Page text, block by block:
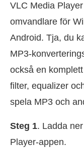
VLC Media
omvandlare för
Android. Tja, du
MP3-
också en
filter, equalizer
spela MP3 och
Steg 1. Ladda
Player-appen.